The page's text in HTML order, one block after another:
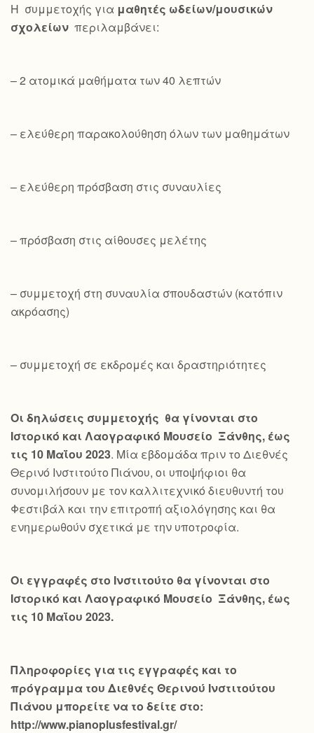
Η συμμετοχής για μαθητές ωδείων/μουσικών
σχολείων περιλαμβάνει:
– 2 ατομικά μαθήματα των 40 λεπτών
– ελεύθερη παρακολούθηση όλων των μαθημάτων
– ελεύθερη πρόσβαση στις συναυλίες
– πρόσβαση στις αίθουσες μελέτης
– συμμετοχή στη συναυλία σπουδαστών (κατόπιν
ακρόασης)
– συμμετοχή σε εκδρομές και δραστηριότητες
Οι δηλώσεις συμμετοχής θα γίνονται στο
Ιστορικό και Λαογραφικό Μουσείο Ξάνθης, έως
τις 10 Μαΐου 2023. Μία εβδομάδα πριν το Διεθνές
Θερινό Ινστιτούτο Πιάνου, οι υποψήφιοι θα
συνομιλήσουν με τον καλλιτεχνικό διευθυντή του
Φεστιβάλ και την επιτροπή αξιολόγησης και θα
ενημερωθούν σχετικά με την υποτροφία.
Οι εγγραφές στο Ινστιτούτο θα γίνονται στο
Ιστορικό και Λαογραφικό Μουσείο Ξάνθης, έως
τις 10 Μαΐου 2023.
Πληροφορίες για τις εγγραφές και το
πρόγραμμα του Διεθνές Θερινού Ινστιτούτου
Πιάνου μπορείτε να το δείτε στο:
http://www.pianoplusfestival.gr/